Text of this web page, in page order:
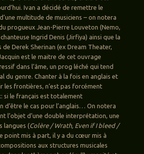
Ivan a décidé de remettre le
multitude de musiciens – on notera
progueux Jean-Pierre Louveton (Nemo,
Ingrid Denis (Jirfiya) ainsi que la
Derek Sherinan (ex Dream Theater,
est le maitre de cet ouvrage
dans l’âme, un prog léché qui tend
du genre. Chanter à la fois en anglais et
les frontières, n’est pas forcément
si le français est totalement
d’être le cas pour l’anglais… On notera
l’objet d’une double interprétation, une
langues (Colère / Wrath, Even if I bleed /
point mis à part, il y a du cœur mis à
aux structures musicales